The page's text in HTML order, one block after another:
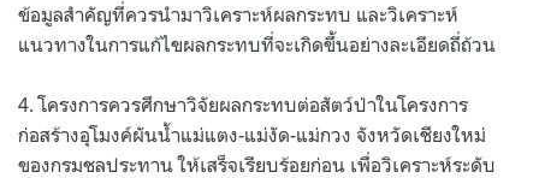
ข้อมูลสำคัญที่ควรนำมาวิเคราะห์ผลกระทบ และวิเคราะห์
แนวทางในการแก้ไขผลกระทบที่จะเกิดขึ้นอย่างละเอียดถี่ถ้วน
4. โครงการควรศึกษาวิจัยผลกระทบต่อสัตว์ป่าในโครงการ
ก่อสร้างอุโมงค์ผันน้ำแม่แตง-แม่งัด-แม่กวง จังหวัดเชียงใหม่
ของกรมชลประทาน ให้เสร็จเรียบร้อยก่อน เพื่อวิเคราะห์ระดับ